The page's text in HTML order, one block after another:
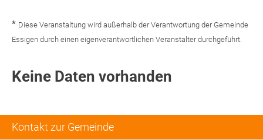
Kontakt zur Gemeinde
* Diese Veranstaltung wird außerhalb der Verantwortung der Gemeinde
Essigen durch einen eigenverantwortlichen Veranstalter durchgeführt.
Keine Daten vorhanden